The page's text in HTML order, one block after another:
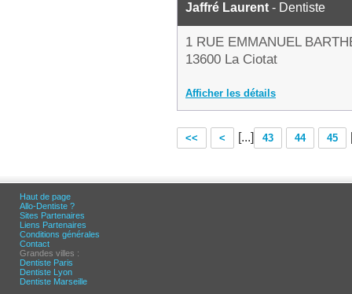
Jaffré Laurent - Dentiste
1 RUE EMMANUEL
13600 La Ciotat
Afficher les détails
<< < [...] 43 44 45
Haut de page
Allo-Dentiste ?
Sites Partenaires
Liens Partenaires
Conditions générales
Contact
Grandes villes :
Dentiste Paris
Dentiste Lyon
Dentiste Marseille